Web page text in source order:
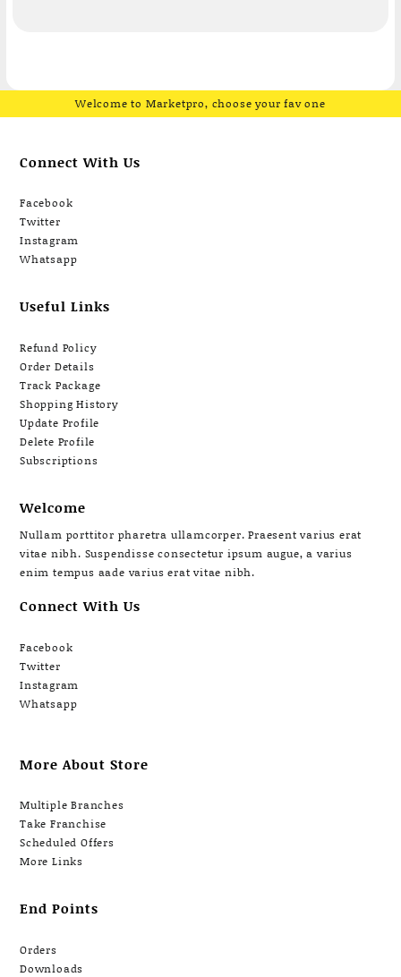
Welcome to Marketpro, choose your fav one
Connect With Us
Facebook
Twitter
Instagram
Whatsapp
Useful Links
Refund Policy
Order Details
Track Package
Shopping History
Update Profile
Delete Profile
Subscriptions
Welcome
Nullam porttitor pharetra ullamcorper. Praesent varius erat
vitae nibh. Suspendisse consectetur ipsum augue, a varius
enim tempus aade varius erat vitae nibh.
Connect With Us
Facebook
Twitter
Instagram
Whatsapp
More About Store
Multiple Branches
Take Franchise
Scheduled Offers
More Links
End Points
Orders
Downloads